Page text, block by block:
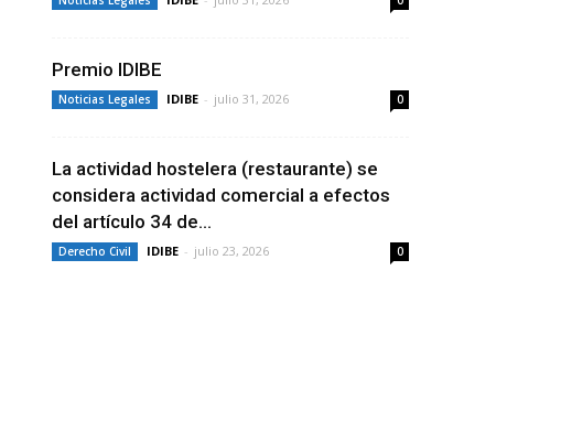
Premio IDIBE
Noticias Legales IDIBE - julio 31, 2026 0
La actividad hostelera (restaurante) se
considera actividad comercial a efectos
del artículo 34 de...
Derecho Civil IDIBE - julio 23, 2026 0